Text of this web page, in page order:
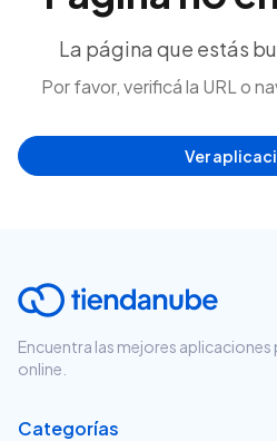
La página que estás
Por favor, verificá la URL o
Ver
Encuentra las mejores
online.
Categorías